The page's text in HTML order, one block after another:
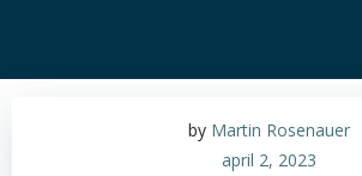
by Martin Rosenauer
april 2, 2023